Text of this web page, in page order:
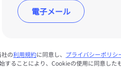
電子メール
の利用規約に同意し、 プライバシーポリシ
ることにより、Cookieの使用に同意した